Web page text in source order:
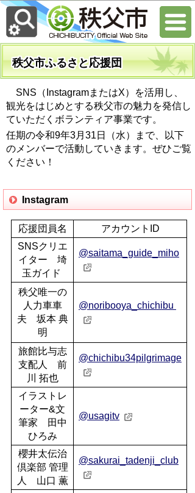
秩父市ふるさと応援団
SNS（InstagramまたはX）を活用し、
観光をはじめとする秩父市の魅力を発信し
ていただくボランティア事業です。
任期の令和9年3月31日（水）まで、以下
のメンバーで活動していきます。ぜひご覧
ください！
Instagram
応援団員名
アカウントID
SNSクリエ
イター 埼
玉ガイド
@saitama_guide_miho
秩父唯一の
人力車車
夫 坂本 典
明
@noribooya_chichibu
旅館比与志
支配人 前
川 拓也
@chichibu34pilgrimage
イラストレ
ーター&文
筆家 田中
ひろみ
@usagitv
櫻井太伝治
倶楽部 管理
人 山口 薫
@sakurai_tadenji_club